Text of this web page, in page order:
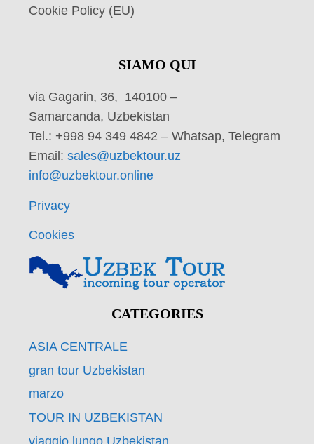
Cookie Policy (EU)
SIAMO QUI
via Gagarin, 36, 140100 –
Samarcanda, Uzbekistan
Tel.: +998 94 349 4842 – Whatsap, Telegram
Email: sales@uzbektour.uz
info@uzbektour.online
Privacy
Cookies
CATEGORIES
ASIA CENTRALE
gran tour Uzbekistan
marzo
TOUR IN UZBEKISTAN
viaggio lungo Uzbekistan